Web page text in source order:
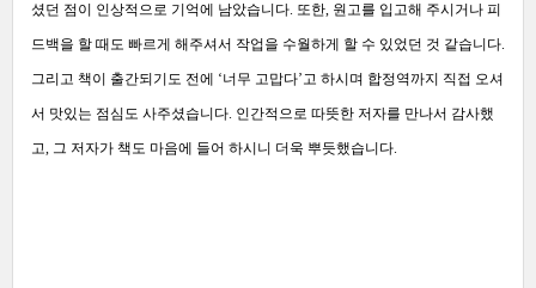
셨던 점이 인상적으로 기억에 남았습니다. 또한, 원고를 입고해 주시거나 피
드백을 할 때도 빠르게 해주셔서 작업을 수월하게 할 수 있었던 것 같습니다.
그리고 책이 출간되기도 전에 ‘너무 고맙다’고 하시며 합정역까지 직접 오셔
서 맛있는 점심도 사주셨습니다. 인간적으로 따뜻한 저자를 만나서 감사했
고, 그 저자가 책도 마음에 들어 하시니 더욱 뿌듯했습니다.